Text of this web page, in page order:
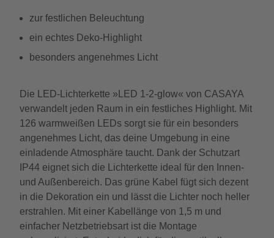
zur festlichen Beleuchtung
ein echtes Deko-Highlight
besonders angenehmes Licht
Die LED-Lichterkette »LED 1-2-glow« von CASAYA
verwandelt jeden Raum in ein festliches Highlight. Mit
126 warmweißen LEDs sorgt sie für ein besonders
angenehmes Licht, das deine Umgebung in eine
einladende Atmosphäre taucht. Dank der Schutzart
IP44 eignet sich die Lichterkette ideal für den Innen-
und Außenbereich. Das grüne Kabel fügt sich dezent
in die Dekoration ein und lässt die Lichter noch heller
erstrahlen. Mit einer Kabellänge von 1,5 m und
einfacher Netzbetriebsart ist die Montage